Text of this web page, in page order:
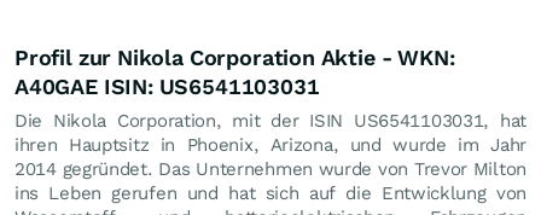
Profil zur Nikola Corporation Aktie - WKN:
A40GAE ISIN: US6541103031
Die Nikola Corporation, mit der ISIN US6541103031, hat
ihren Hauptsitz in Phoenix, Arizona, und wurde im Jahr
2014 gegründet. Das Unternehmen wurde von Trevor Milton
ins Leben gerufen und hat sich auf die Entwicklung von